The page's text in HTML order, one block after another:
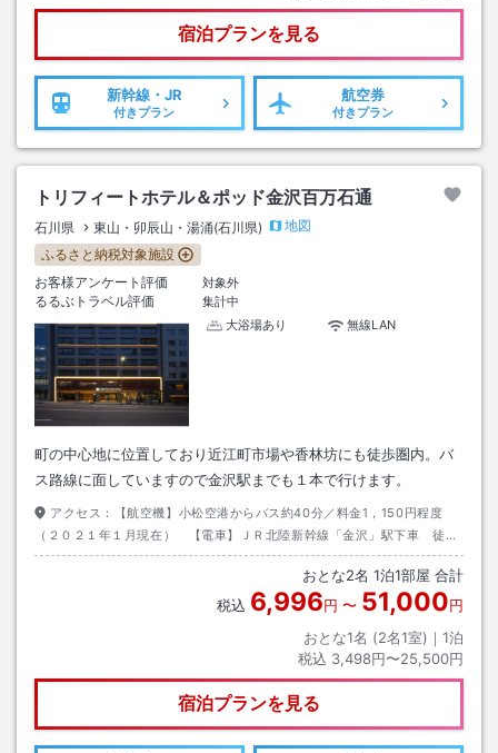
宿泊プランを見る
新幹線・JR
付きプラン
航空券
付きプラン
トリフィートホテル＆ポッド金沢百万石通
石川県 東山・卯辰山・湯涌(石川県)
地図
ふるさと納税対象施設
お客様アンケート評価
対象外
るるぶトラベル評価
集計中
大浴場あり
無線LAN
町の中心地に位置しており近江町市場や香林坊にも徒歩圏内。バ
ス路線に面していますので金沢駅までも１本で行けます。
アクセス：
【航空機】小松空港からバス約40分／料金1，150円程度
（２０２１年１月現在） 【電車】ＪＲ北陸新幹線「金沢」駅下車 徒歩
約15分 【お車】北陸自動車道 金沢西Ｉ．Ｃより国道８号線利用 尾山
おとな2名 1泊1部屋 合計
税込 6,996円 〜 51,000円
おとな1名 (2名1室)｜ 1泊
税込 3,498円〜25,500円
宿泊プランを見る